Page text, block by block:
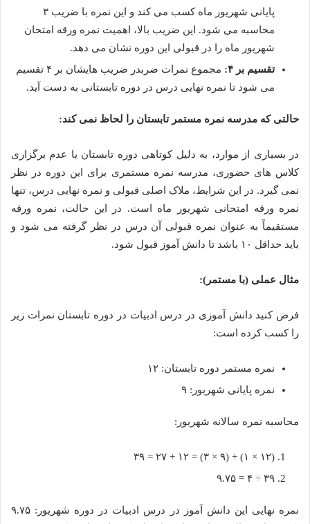
پایانی شهریور ماه کسب می کند و این نمره با ضریب ۳
محاسبه می شود. این ضریب بالا، اهمیت نمره ورقه امتحان
شهریور ماه را در قبولی این دوره نشان می دهد.
تقسیم بر ۴:
مجموع نمرات ضربدر ضریب هایشان بر ۴ تقسیم
می شود تا نمره نهایی درس در دوره تابستانی به دست آید.
حالتی که مدرسه نمره مستمر تابستان را لحاظ نمی کند:
در بسیاری از موارد، به دلیل کوتاهی دوره تابستان یا عدم برگزاری
کلاس های حضوری، مدرسه نمره مستمری برای این دوره در نظر
نمی گیرد. در این شرایط، ملاک اصلی قبولی و نمره نهایی درس، تنها
نمره ورقه امتحانی شهریور ماه است. در این حالت، نمره ورقه
مستقیماً به عنوان نمره قبولی آن درس در نظر گرفته می شود و
باید حداقل ۱۰ باشد تا دانش آموز قبول شود.
مثال عملی (با مستمر):
فرض کنید دانش آموزی در درس ادبیات در دوره تابستان نمرات زیر
را کسب کرده است:
نمره مستمر دوره تابستان: ۱۲
نمره پایانی شهریور: ۹
محاسبه نمره سالانه شهریور:
(۱۲ × ۱) + (۹ × ۳) = ۱۲ + ۲۷ = ۳۹
۳۹ ÷ ۴ = ۹.۷۵
نمره نهایی این دانش آموز در درس ادبیات در دوره شهریور: ۹.۷۵